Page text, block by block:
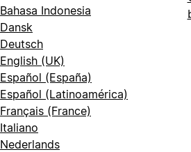
Bahasa Indonesia
Dansk
Deutsch
English (UK)
Español (España)
Español (Latinoamérica)
Français (France)
Italiano
Nederlands